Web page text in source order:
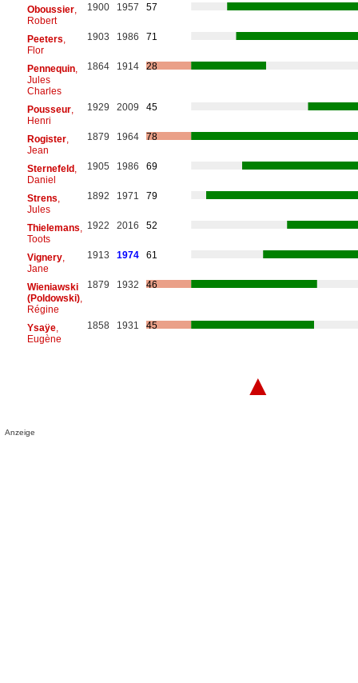
Oboussier,
Robert
1900 1957 57
Peeters
Flor
1903 1986 71
Pennequin,
Jules
Charles
1864 1914 28
Pousseur,
Henri
1929 2009 45
Rogister,
Jean
1879 1964 78
Sternefeld,
Daniel
1905 1986 69
Strens
Jules
1892 1971 79
Thielemans
Toots
1922 2016 52
Vignery,
Jane
1913 1974 61
Wieniawski
(Poldowski),
Régine
1879 1932 46
Ysaÿe,
Eugène
1858 1931 45
▲
Anzeige